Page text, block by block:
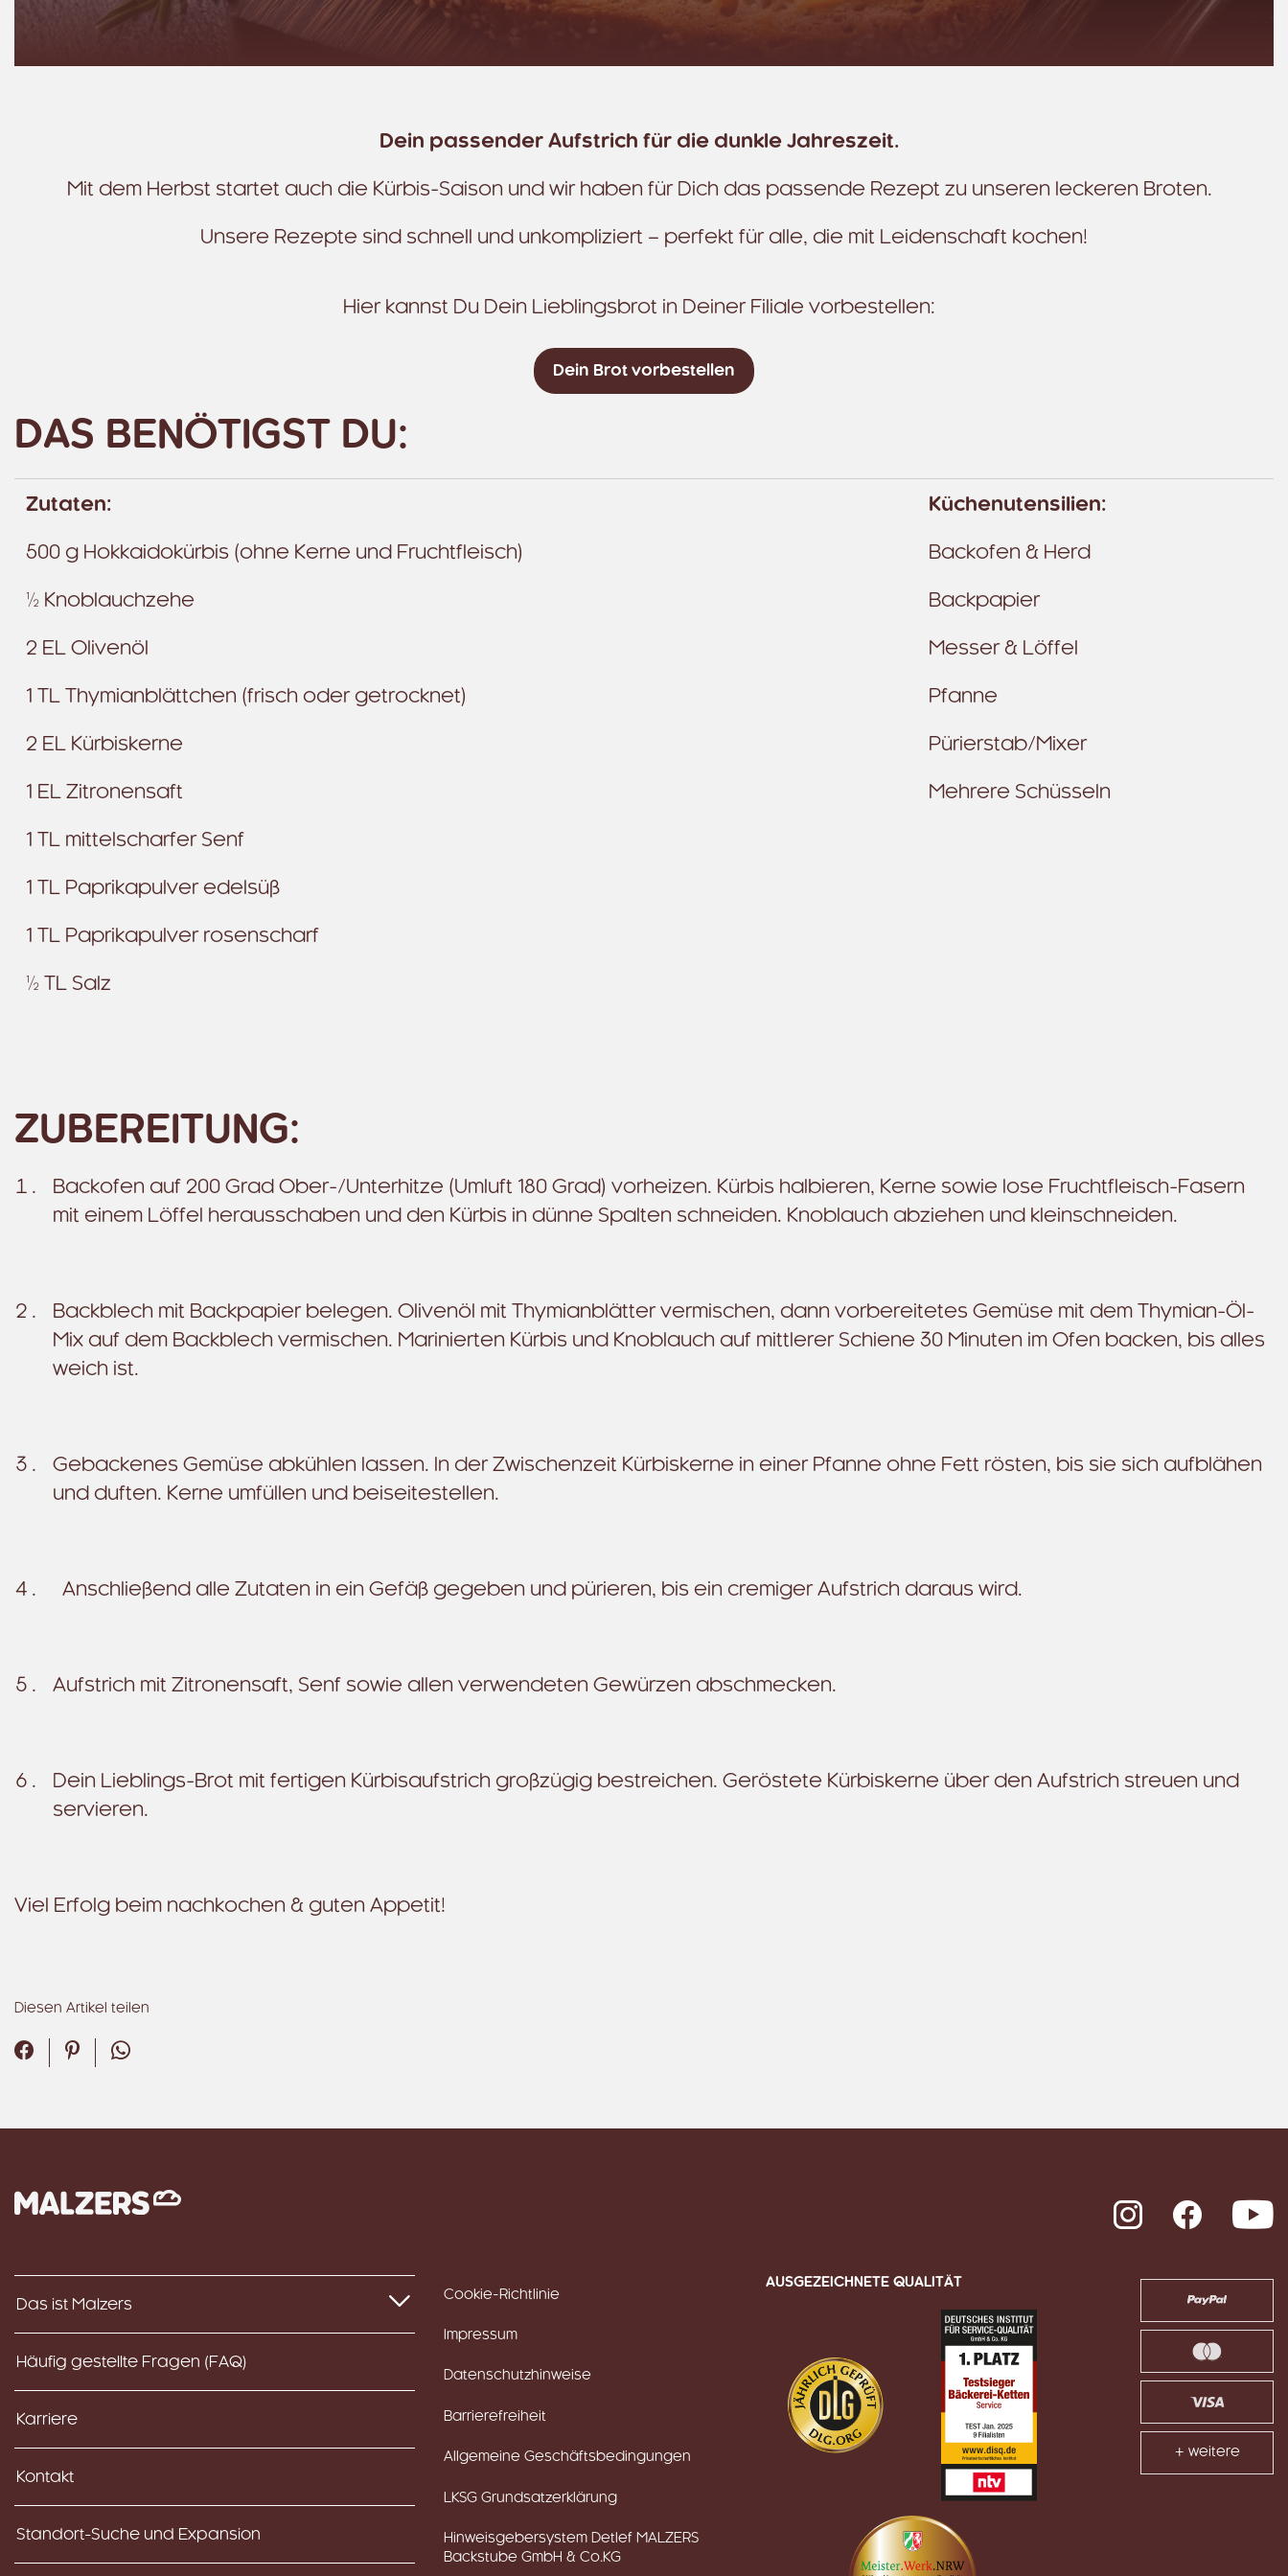
Dein passender Aufstrich für die dunkle Jahreszeit.
Mit dem Herbst startet auch die Kürbis-Saison und wir haben für Dich das passende Rezept zu unseren leckeren Broten.
Unsere Rezepte sind schnell und unkompliziert – perfekt für alle, die mit Leidenschaft kochen!
Hier kannst Du Dein Lieblingsbrot in Deiner Filiale vorbestellen:
Dein Brot vorbestellen
DAS BENÖTIGST DU:
Zutaten:
500 g Hokkaidokürbis (ohne Kerne und Fruchtfleisch)
½ Knoblauchzehe
2 EL Olivenöl
1 TL Thymianblättchen (frisch oder getrocknet)
2 EL Kürbiskerne
1 EL Zitronensaft
1 TL mittelscharfer Senf
1 TL Paprikapulver edelsüß
1 TL Paprikapulver rosenscharf
½ TL Salz
Küchenutensilien:
Backofen & Herd
Backpapier
Messer & Löffel
Pfanne
Pürierstab/Mixer
Mehrere Schüsseln
ZUBEREITUNG:
Backofen auf 200 Grad Ober-/Unterhitze (Umluft 180 Grad) vorheizen. Kürbis halbieren, Kerne sowie lose Fruchtfleisch-Fasern
mit einem Löffel herausschaben und den Kürbis in dünne Spalten schneiden. Knoblauch abziehen und kleinschneiden.
Backblech mit Backpapier belegen. Olivenöl mit Thymianblätter vermischen, dann vorbereitetes Gemüse mit dem Thymian-Öl-
Mix auf dem Backblech vermischen. Marinierten Kürbis und Knoblauch auf mittlerer Schiene 30 Minuten im Ofen backen, bis alles
weich ist.
Gebackenes Gemüse abkühlen lassen. In der Zwischenzeit Kürbiskerne in einer Pfanne ohne Fett rösten, bis sie sich aufblähen
und duften. Kerne umfüllen und beiseitestellen.
Anschließend alle Zutaten in ein Gefäß gegeben und pürieren, bis ein cremiger Aufstrich daraus wird.
Aufstrich mit Zitronensaft, Senf sowie allen verwendeten Gewürzen abschmecken.
Dein Lieblings-Brot mit fertigen Kürbisaufstrich großzügig bestreichen. Geröstete Kürbiskerne über den Aufstrich streuen und
servieren.
Viel Erfolg beim nachkochen & guten Appetit!
Diesen Artikel teilen
Facebook
PinterestWhatsApp
InstagramFacebook
Das ist Malzers
Häufig gestellte Fragen (FAQ)
Karriere
Kontakt
Standort-Suche und Expansion
AUSGEZEICHNETE QUALITÄT
+ weitere
Cookie-Richtlinie
Impressum
Datenschutzhinweise
Barrierefreiheit
Allgemeine Geschäftsbedingungen
LKSG Grundsatzerklärung
Hinweisgebersystem Detlef MALZERS
Backstube GmbH & Co.KG